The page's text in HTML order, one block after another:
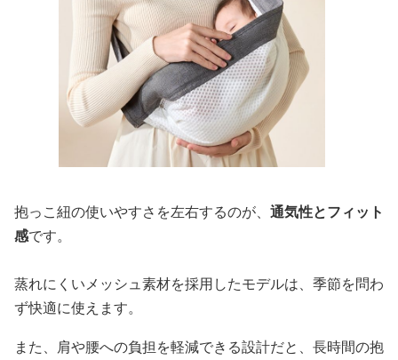
抱っこ紐の使いやすさを左右するのが、 通気性とフィット
感です。
蒸れにくいメッシュ素材を採用したモデルは、季節を問わ
ず快適に使えます。
また、肩や腰への負担を軽減できる設計だと、長時間の抱